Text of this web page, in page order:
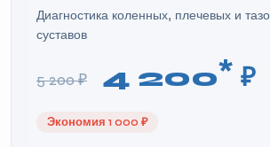
Диагностика коленных, плечевых и
суставов
5 200 ₽ 4 200* ₽
Экономия 1 000 ₽